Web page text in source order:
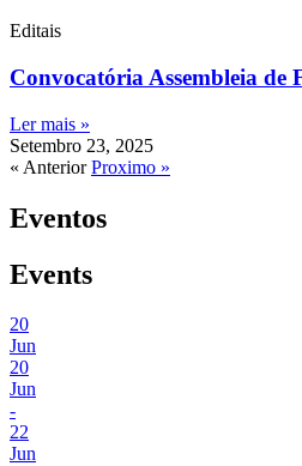
Editais
Convocatória Assembleia de
Ler mais »
Setembro 23, 2025
« Anterior Proximo »
Eventos
Events
20
Jun
20
Jun
-
22
Jun